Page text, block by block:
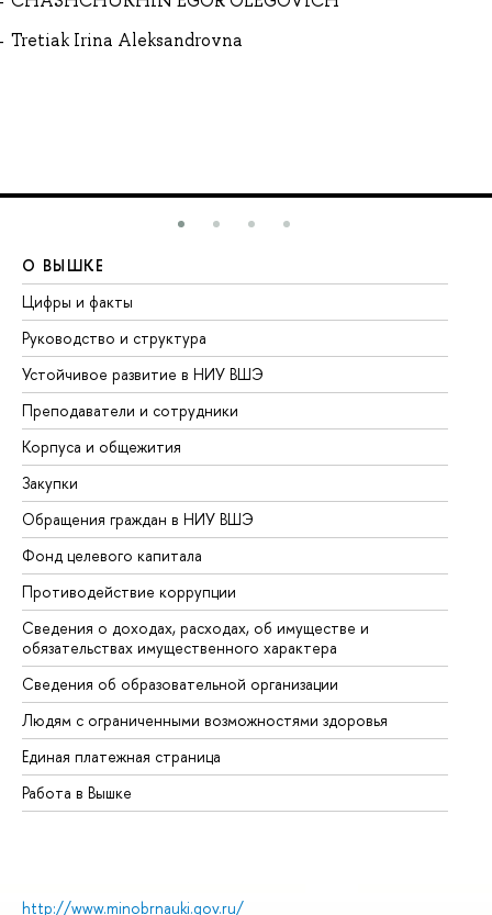
Tretiak Irina Aleksandrovna
О ВЫШКЕ
Цифры и факты
Руководство и структура
Устойчивое развитие в НИУ ВШЭ
Преподаватели и сотрудники
Корпуса и общежития
Закупки
Обращения граждан в НИУ ВШЭ
Фонд целевого капитала
Противодействие коррупции
Сведения о доходах, расходах, об имуществе и
обязательствах имущественного характера
Сведения об образовательной организации
Людям с ограниченными возможностями здоровья
Единая платежная страница
Работа в Вышке
http://www.minobrnauki.gov.ru/